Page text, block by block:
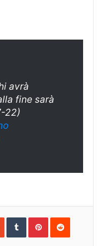
avrà
fine sarà
22)
StumbleUpon
TumblrPinterestReddit